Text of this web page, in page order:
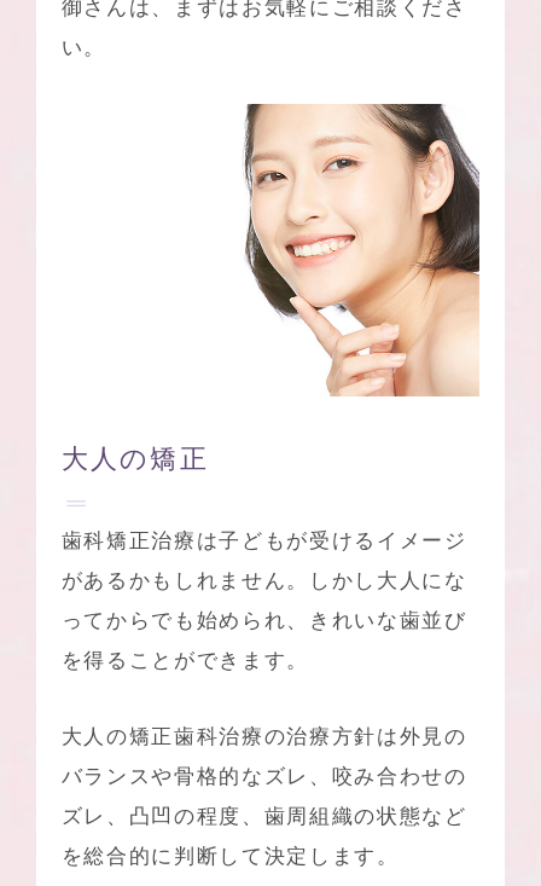
御さんは、まずはお気軽にご相談くださ
い。
大人の矯正
歯科矯正治療は子どもが受けるイメージ
があるかもしれません。しかし大人にな
ってからでも始められ、きれいな歯並び
を得ることができます。
大人の矯正歯科治療の治療方針は外見の
バランスや骨格的なズレ、咬み合わせの
ズレ、凸凹の程度、歯周組織の状態など
を総合的に判断して決定します。